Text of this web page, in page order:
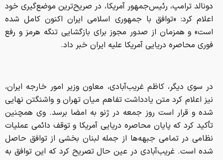
دونالد ترامپ، رئیس‌جمهور آمریکا، در صریح‌ترین موضع‌گیری خود
اعلام کرد: «توافق با جمهوری اسلامی ایران اکنون کامل شده
است» و همزمان از صدور مجوز برای بازگشایی تنگه هرمز و رفع
فوری محاصره دریایی آمریکا علیه ایران خبر داد.
در سوی دیگر، کاظم غریب‌آبادی، معاون وزیر امور خارجه ایران،
نیز اعلام کرد متن یادداشت تفاهم میان تهران و واشنگتن نهایی
شده و قرار است روز جمعه در ژنو به امضا برسد. وی همچنین
تأکید کرد که پایان محاصره دریایی آمریکا و توقف دائمی عملیات
نظامی در تمامی جبهه‌ها از جمله لبنان بخشی از توافق حاصل
شده است. غریب‌آبادی در عین حال تصریح کرد که این توافق به